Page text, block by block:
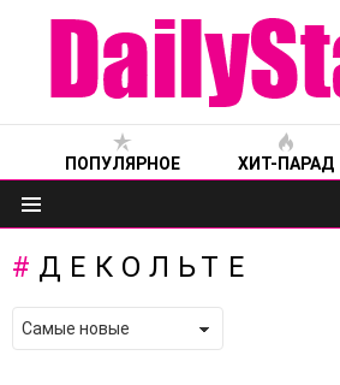
ПОПУЛЯРНОЕ ХИТ-ПАРАД
Меню
ДЕКОЛЬТЕ